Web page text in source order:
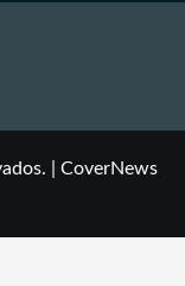
CoverNews